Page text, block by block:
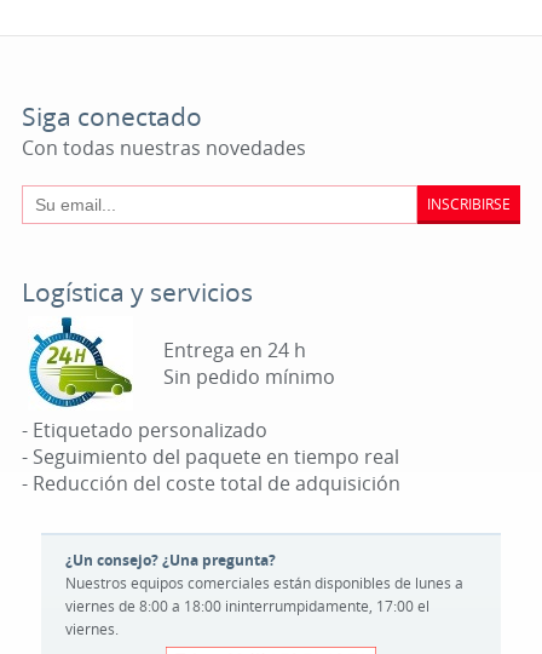
Siga conectado
Con todas nuestras novedades
INSCRIBIRSE
Logística y servicios
Entrega en 24 h
Sin pedido mínimo
- Etiquetado personalizado
- Seguimiento del paquete en tiempo real
- Reducción del coste total de adquisición
¿Un consejo? ¿Una pregunta?
Nuestros equipos comerciales están disponibles de lunes a
viernes de 8:00 a 18:00 ininterrumpidamente, 17:00 el
viernes.